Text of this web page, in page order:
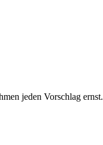
jeden Vorschlag ernst.